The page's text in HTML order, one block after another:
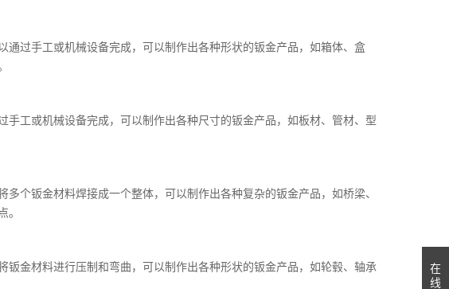
过手工或机械设备完成，可以制作出各种形状的钣金产品，如箱体、盒
工或机械设备完成，可以制作出各种尺寸的钣金产品，如板材、管材、型
个钣金材料焊接成一个整体，可以制作出各种复杂的钣金产品，如桥梁、
。
金材料进行压制和弯曲，可以制作出各种形状的钣金产品，如轮毂、轴承
在
线